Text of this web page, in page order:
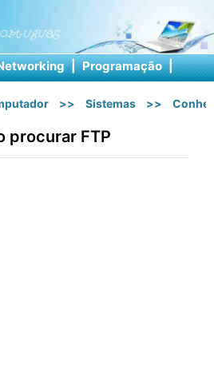
| Programação |
>> Sistemas >>
procurar FTP